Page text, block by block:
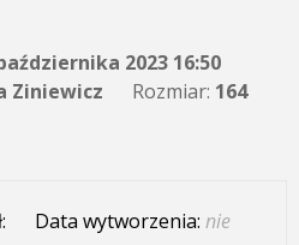
2023 16:50
Ziniewicz Rozmiar: 164
Data wytworzenia: nie